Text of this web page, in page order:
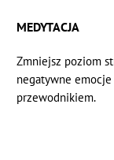
MEDYTACJA
Zmniejsz poziom
negatywne
przewodnikiem.